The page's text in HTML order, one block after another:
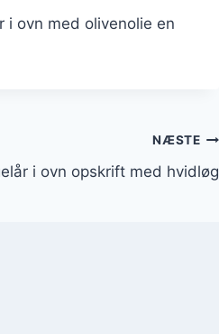
i ovn med olivenolie en
NÆSTE
i ovn opskrift med hvidløg